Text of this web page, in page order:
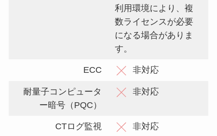
利用環境により、複
数ライセンスが必要
になる場合がありま
す。
ECC 非対応
耐量子コンピュータ
ー暗号（PQC）
非対応
CTログ監視 非対応